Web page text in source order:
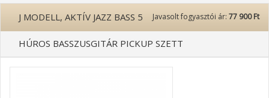
Javasolt fogyasztói ár: 77 900 Ft
J MODELL, AKTÍV JAZZ BASS 5
HÚROS BASSZUSGITÁR PICKUP SZETT